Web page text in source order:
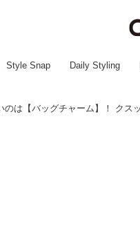
Style Snap Daily Styling